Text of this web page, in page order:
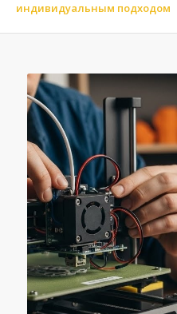
индивидуальным подходом